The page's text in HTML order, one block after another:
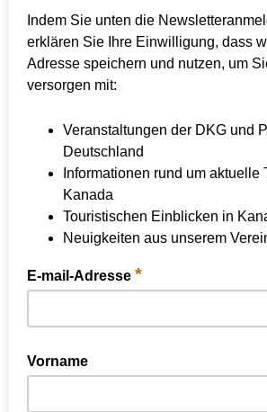
Indem Sie unten die
erklären Sie Ihre Einwilligung, dass
Adresse speichern und nutzen, um
versorgen mit:
Veranstaltungen der DKG und
Deutschland
Informationen rund um aktuelle
Kanada
Touristischen Einblicken in
Neuigkeiten aus unserem
E-mail-Adresse *
Vorname